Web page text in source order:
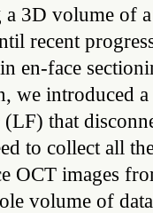
3D volume of
recent
en-face
we introduced
that
to collect all
OCT images
volume of